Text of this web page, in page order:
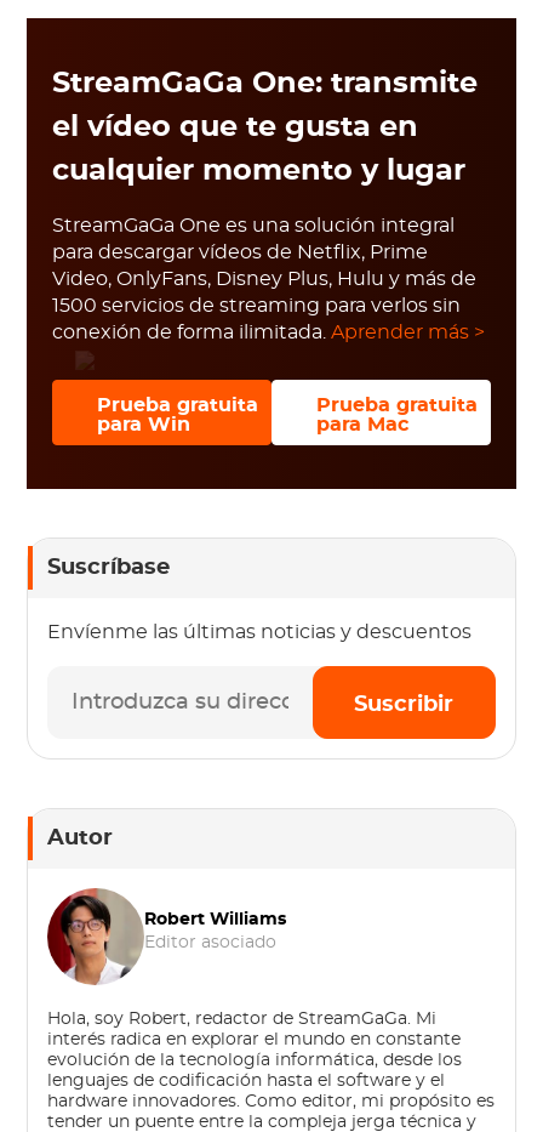
StreamGaGa One: transmite
el vídeo que te gusta en
cualquier momento y lugar
StreamGaGa One es una solución integral
para descargar vídeos de Netflix, Prime
Video, OnlyFans, Disney Plus, Hulu y más de
1500 servicios de streaming para verlos sin
conexión de forma ilimitada. Aprender más >
Prueba gratuita
para Win
Prueba gratuita
para Mac
Suscríbase
Envíenme las últimas noticias y descuentos
Suscribir
Autor
Robert Williams
Editor asociado
Hola, soy Robert, redactor de StreamGaGa. Mi
interés radica en explorar el mundo en constante
evolución de la tecnología informática, desde los
lenguajes de codificación hasta el software y el
hardware innovadores. Como editor, mi propósito es
tender un puente entre la compleja jerga técnica y